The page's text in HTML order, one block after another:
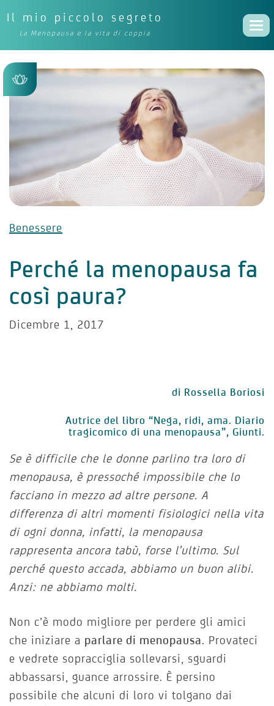
Il mio piccolo segreto
La Menopausa e la vita di coppia
Benessere
Perché la menopausa fa
così paura?
Dicembre 1, 2017
di Rossella Boriosi
Autrice del libro “Nega, ridi, ama. Diario
tragicomico di una menopausa”, Giunti.
Se è difficile che le donne parlino tra loro di
menopausa, è pressoché impossibile che lo
facciano in mezzo ad altre persone. A
differenza di altri momenti fisiologici nella vita
di ogni donna, infatti, la menopausa
rappresenta ancora tabù, forse l’ultimo. Sul
perché questo accada, abbiamo un buon alibi.
Anzi: ne abbiamo molti.
Non c’è modo migliore per perdere gli amici
che iniziare a parlare di menopausa. Provateci
e vedrete sopracciglia sollevarsi, sguardi
abbassarsi, guance arrossire. È persino
possibile che alcuni di loro vi tolgano dai